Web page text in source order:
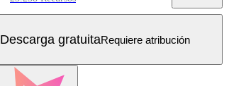
Descarga gratuitaRequiere atribución